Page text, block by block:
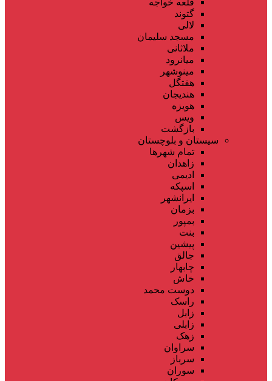
گتوند
لالی
مسجد سلیمان
ملاثانی
میانرود
مینوشهر
هفتگل
هندیجان
هویزه
ویس
بازگشت
سیستان و بلوچستان
تمام شهر‌ها
زاهدان
ادیمی
اسپکه
ایرانشهر
بزمان
بمپور
بنت
پیشین
جالق
چابهار
خاش
دوست محمد
راسک
زابل
زابلی
زهک
سراوان
سرباز
سوران